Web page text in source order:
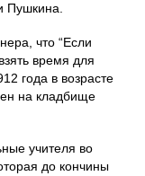
Пушкина.
что “Если
время для
года в возрасте
на кладбище
учителя во
до кончины